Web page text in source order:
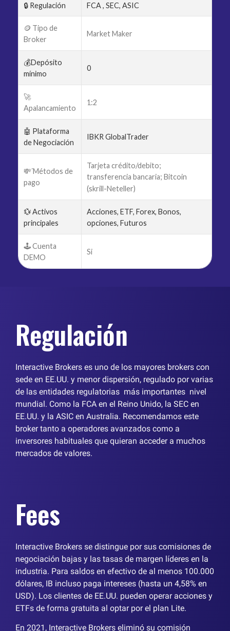
🔒 Regulación FCA , SEC, ASIC
🪙 Tipo de
Broker
Market Maker
💰Depósito
mínimo
0
🚀
Apalancamiento
1:2
🤖 Plataforma
de Negociación
IBKR GlobalTrader
💸´Métodos de
pago
Tarjeta crédito/debito;
transferencia bancaria; Bitcoin
(skrill-Neteller)
💱 Activos
principales
Acciones, ETF, Forex, Bonos,
opciones, Futuros
🕹️ Cuenta
DEMO
Si
Regulación
Interactive Brokers es uno de los mayores brokers con
sede en EE.UU. y menor dispersión, regulado por varias
de las entidades regulatorias más importantes nivel
mundial. Como la FCA en el Reino Unido, la SEC en
EE.UU. y la ASIC en Australia. Recomendamos este
broker tanto a operadores avanzados como a
inversores habituales que quieran acceder a muchos
mercados de valores.
Fees
Interactive Brokers se distingue por sus comisiones de
negociación bajas y las tasas de margen líderes en la
industria. Para saldos en efectivo de al menos 100.000
dólares, IB incluso paga intereses (hasta un 4,58% en
USD). Los clientes de EE.UU. pueden operar acciones y
ETFs de forma gratuita al optar por el plan Lite.
En 2021, Interactive Brokers eliminó su comisión